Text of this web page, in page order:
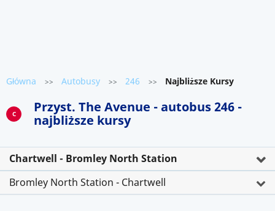
Główna >> Autobusy >> 246 >> Najbliższe Kursy
C
Przyst. The Avenue - autobus 246 -
najbliższe kursy
Chartwell - Bromley North Station
Bromley North Station - Chartwell